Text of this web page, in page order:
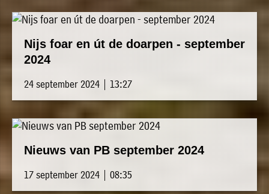
Nijs foar en út de doarpen - september
2024
24 september 2024 | 13:27
Nieuws van PB september 2024
17 september 2024 | 08:35